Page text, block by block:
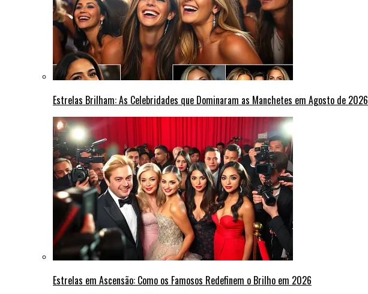
Estrelas Brilham: As Celebridades que Dominaram as Manchetes em Agosto de 2026
Estrelas em Ascensão: Como os Famosos Redefinem o Brilho em 2026